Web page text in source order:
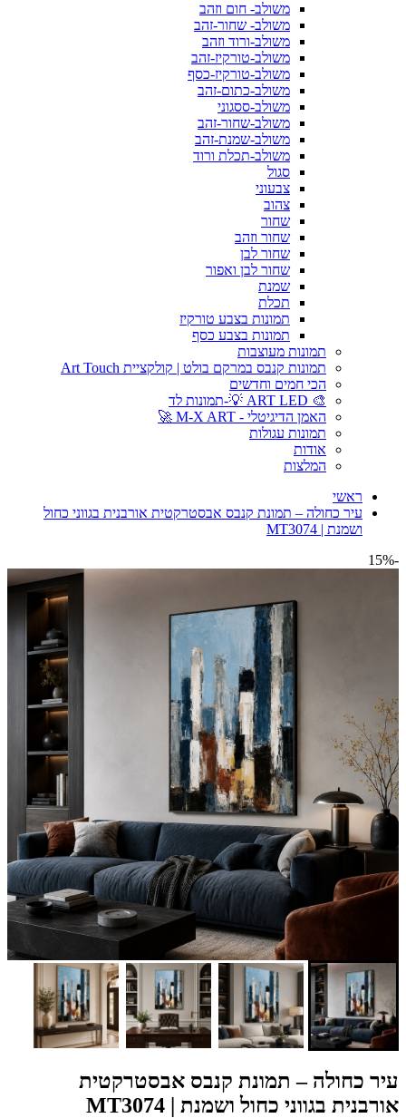
משולב- חום וזהב
משולב- שחור-זהב
משולב-ורוד וזהב
משולב-טורקיז-זהב
משולב-טורקיז-כסף
משולב-כתום-זהב
משולב-ססגוני
משולב-שחור-זהב
משולב-שמנת-זהב
משולב-תכלת ורוד
סגול
צבעוני
צהוב
שחור
שחור וזהב
שחור לבן
שחור לבן ואפור
שמנת
תכלת
תמונות בצבע טורקיז
תמונות בצבע כסף
תמונות מעוצבות
תמונות קנבס במרקם בולט | קולקציית Art Touch
הכי חמים וחדשים
🎨 ART LED 💡-תמונות לד
האמן הדיגיטלי - M-X ART 🚀
תמונות עגולות
אודות
המלצות
ראשי
עיר כחולה – תמונת קנבס אבסטרקטית אורבנית בגווני כחול
ושמנת | MT3074
-15%
עיר כחולה – תמונת קנבס אבסטרקטית
אורבנית בגווני כחול ושמנת | MT3074